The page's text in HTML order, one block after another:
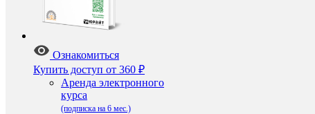
Ознакомиться
Купить доступ от 360 ₽
Аренда электронного
курса
(подписка на 6 мес.)